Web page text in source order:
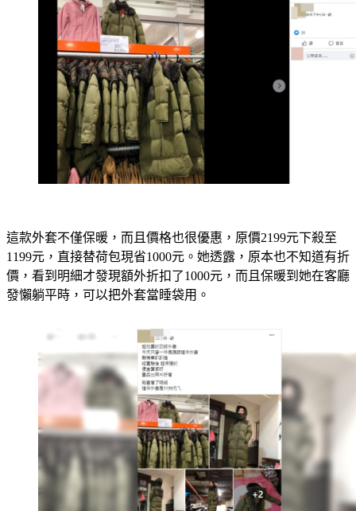
1199元，直接替荷包現省1000元。她透露，原本也不知道有折
價，看到明細才發現額外折扣了1000元，而且保暖到她在客廳
發懶躺平時，可以把外套當睡袋用。